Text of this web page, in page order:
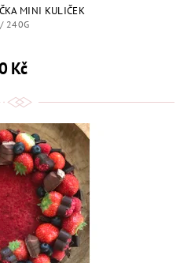
MINI KULIČEK
240G
Kč